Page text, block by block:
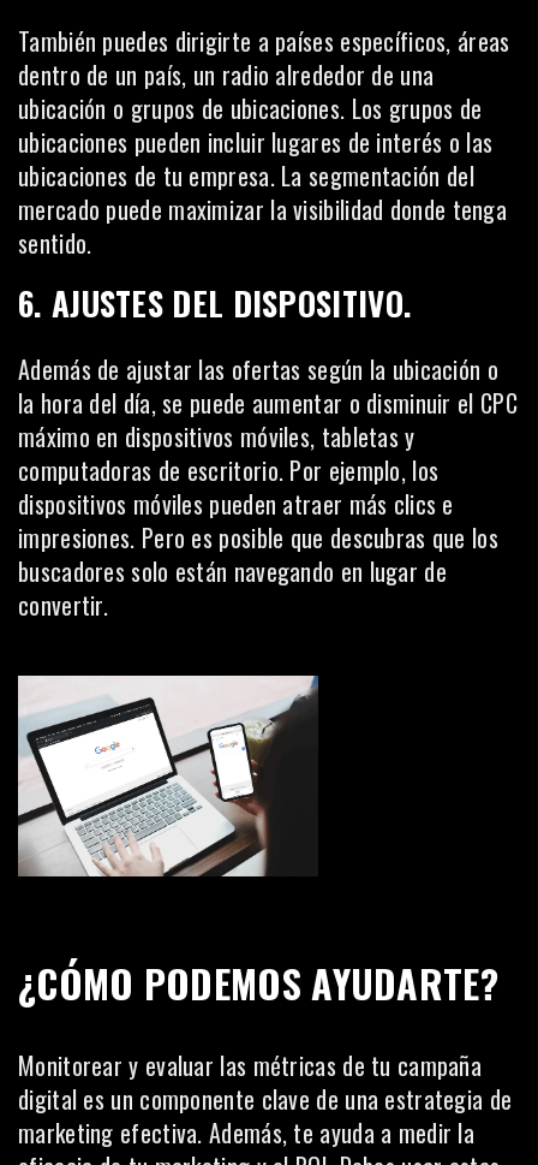
También puedes dirigirte a países específicos, áreas
dentro de un país, un radio alrededor de una
ubicación o grupos de ubicaciones. Los grupos de
ubicaciones pueden incluir lugares de interés o las
ubicaciones de tu empresa. La segmentación del
mercado puede maximizar la visibilidad donde tenga
sentido.
6. AJUSTES DEL DISPOSITIVO.
Además de ajustar las ofertas según la ubicación o
la hora del día, se puede aumentar o disminuir el CPC
máximo en dispositivos móviles, tabletas y
computadoras de escritorio. Por ejemplo, los
dispositivos móviles pueden atraer más clics e
impresiones. Pero es posible que descubras que los
buscadores solo están navegando en lugar de
convertir.
¿CÓMO PODEMOS AYUDARTE?
Monitorear y evaluar las métricas de tu campaña
digital es un componente clave de una estrategia de
marketing efectiva. Además, te ayuda a medir la